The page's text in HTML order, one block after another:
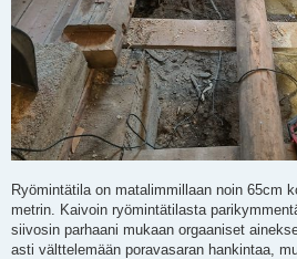
Ryömintätila on matalimmillaan noin 65cm
metrin. Kaivoin ryömintätilasta
siivosin parhaani mukaan orgaaniset
asti välttelemään poravasaran hankintaa,